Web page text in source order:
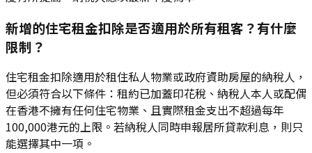
新增的住宅租金扣除是否適用於所有租客？有什麼
限制？
住宅租金扣除適用於租住私人物業或政府資助房屋的納稅人，
但必須符合以下條件：租約已加蓋印花稅、納稅人本人或配偶
在香港不擁有任何住宅物業、且實際租金支出不超過每年
100,000港元的上限。若納稅人同時申報居所貸款利息，則只
能選擇其中一項。